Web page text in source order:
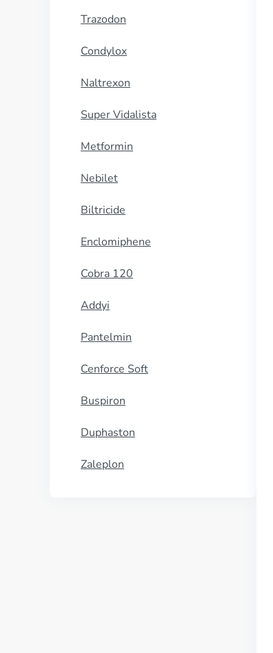
Trazodon
Condylox
Naltrexon
Super Vidalista
Metformin
Nebilet
Biltricide
Enclomiphene
Cobra 120
Addyi
Pantelmin
Cenforce Soft
Buspiron
Duphaston
Zaleplon